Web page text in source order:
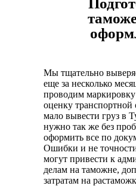
Мы тщательно
еще за несколько
проводим
оценку
мало вывести груз в
нужно так же без
оформить все по
Ошибки и не
могут привести к
делам на таможне,
затратам на